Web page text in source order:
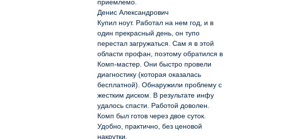
приемлемо.
Денис Александрович
Купил ноут. Работал на нем год, и в
один прекрасный день, он тупо
перестал загружаться. Сам я в этой
области профан, поэтому обратился в
Комп-мастер. Они быстро провели
диагностику (которая оказалась
бесплатной). Обнаружили проблему с
жестким диском. В результате инфу
удалось спасти. Работой доволен.
Комп был готов через двое суток.
Удобно, практично, без ценовой
накрутки.